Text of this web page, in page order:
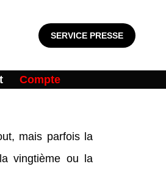
SERVICE PRESSE
Compte
mais parfois la
vingtième ou la